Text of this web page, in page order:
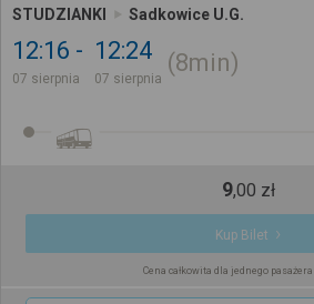
STUDZIANKI Sadkowice U.G.
12:16
07 sierpnia
12:24
07 sierpnia
8min
9,00 zł
Kup Bilet
Cena całkowita dla jednego